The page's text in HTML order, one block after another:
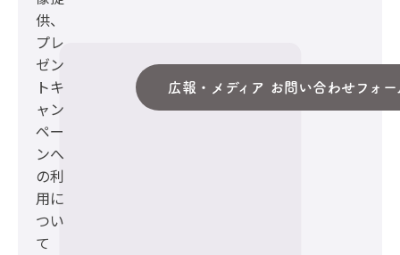
供、
プレ
ゼン
トキ
ャン
ペー
ンへ
の利
用に
つい
て
広報・メディア お問い合わせフォー